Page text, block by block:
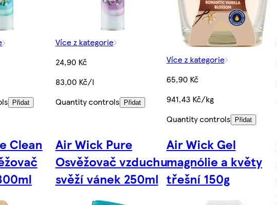
Přidat
Více z kategorie
24,90 Kč
83,00 Kč/l
Quantity controls
Přidat
Více z kategorie
65,90 Kč
941,43 Kč/kg
Quantity controls
Přidat
Clean
Air Wick Pure
Osvěžovač vzduchu
svěží vánek 250ml
Air Wick Gel
magnólie a květy
třešní 150g